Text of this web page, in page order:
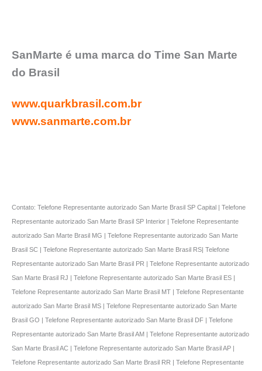
SanMarte é uma marca do Time San Marte
do Brasil
www.quarkbrasil.com.br
www.sanmarte.com.br
Contato: Telefone Representante autorizado San Marte Brasil SP Capital | Telefone
Representante autorizado San Marte Brasil SP Interior | Telefone Representante
autorizado San Marte Brasil MG | Telefone Representante autorizado San Marte
Brasil SC | Telefone Representante autorizado San Marte Brasil RS| Telefone
Representante autorizado San Marte Brasil PR | Telefone Representante autorizado
San Marte Brasil RJ | Telefone Representante autorizado San Marte Brasil ES |
Telefone Representante autorizado San Marte Brasil MT | Telefone Representante
autorizado San Marte Brasil MS | Telefone Representante autorizado San Marte
Brasil GO | Telefone Representante autorizado San Marte Brasil DF | Telefone
Representante autorizado San Marte Brasil AM | Telefone Representante autorizado
San Marte Brasil AC | Telefone Representante autorizado San Marte Brasil AP |
Telefone Representante autorizado San Marte Brasil RR | Telefone Representante